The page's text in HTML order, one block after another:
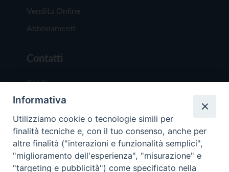
Vendita Online
Abbonamenti
Contatti
Chi Siamo
Redazione
Scrivici
Informativa
Utilizziamo cookie o tecnologie simili per
finalità tecniche e, con il tuo consenso, anche per
altre finalità ("interazioni e funzionalità semplici",
"miglioramento dell'esperienza", "misurazione" e
"targeting e pubblicità") come specificato nella